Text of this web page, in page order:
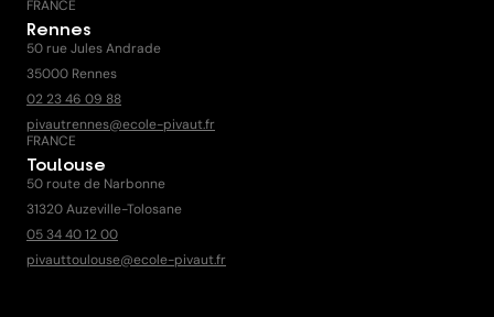
FRANCE
Rennes
50 rue Jules Andrade
35000 Rennes
02 23 46 09 88
pivautrennes@ecole-pivaut.fr
FRANCE
Toulouse
50 route de Narbonne
31320 Auzeville-Tolosane
05 34 40 12 00
pivauttoulouse@ecole-pivaut.fr